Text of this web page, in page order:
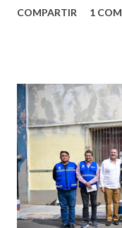
partes de ti que
conoces ni la mitad
quienes ya han
o expertas en el
aprender y nuevas
chica y aún no has
pienses que el sexo
experimentarlo, pero
COMPARTIR 1